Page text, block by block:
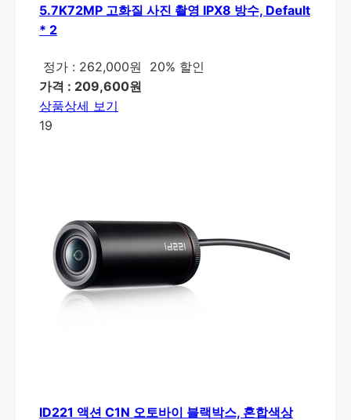
5.7K72MP 고화질 사진 촬영 IPX8 방수, Default
* 2
정가 : 262,000원
20% 할인
가격 : 209,600원
상품상세 보기
19
ID221 액션 C1N 오토바이 블랙박스, 혼합색상